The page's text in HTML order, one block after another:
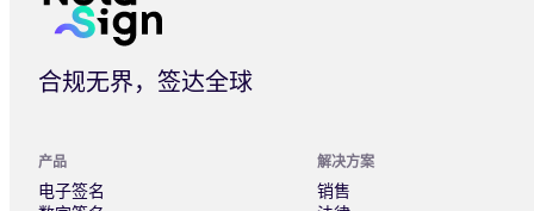
合规无界，签达全球
产品
电子签名
解决方案
销售